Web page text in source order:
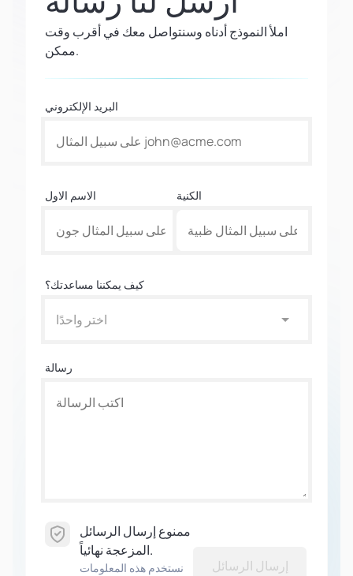
املأ النموذج أدناه وسنتواصل معك في أقرب وقت
ممكن.
البريد الإلكتروني
الاسم الاول الكنية
كيف يمكننا مساعدتك؟
اختر واحدًا
رسالة
ممنوع إرسال الرسائل
المزعجة نهائياً.
نستخدم هذه المعلومات
إرسال الرسائل